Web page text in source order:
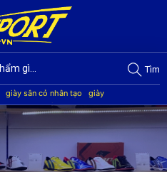
Tìm
giày sân cỏ nhân tạo
giày
giày Akka quần áo bóng đá
giày